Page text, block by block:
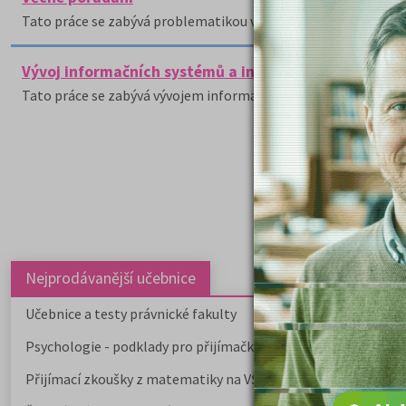
Tato práce se zabývá problematikou věcného pořádání.
Vývoj informačních systémů a institucí ve starověku
Tato práce se zabývá vývojem informačních systémů a
Nejprodávanější učebnice
Učebnice a testy právnické fakulty
Psychologie - podklady pro přijímačky
Přijímací zkoušky z matematiky na VŠE Praha